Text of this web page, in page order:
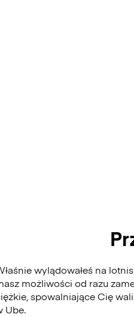
wylądowałeś na
możliwości od razu
spowalniające Cię
Ube.